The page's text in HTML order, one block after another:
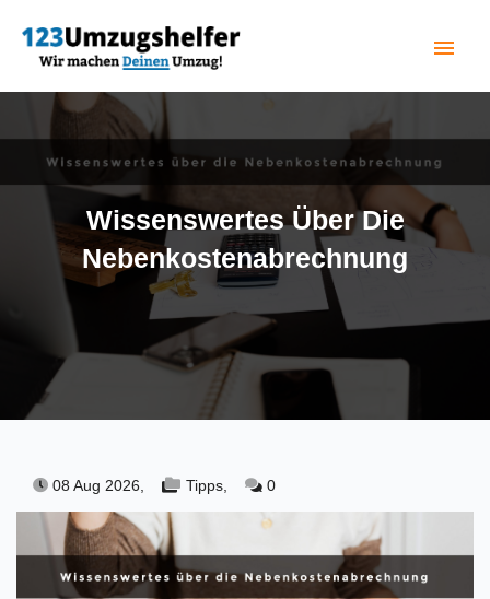
menu
(current)
Wissenswertes Über Die
Nebenkostenabrechnung
08 Aug 2026, Tipps, 0